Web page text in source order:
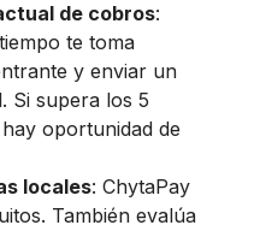
de cobros:
te toma
y enviar un
Si supera los 5
oportunidad de
locales: ChytaPay
También evalúa